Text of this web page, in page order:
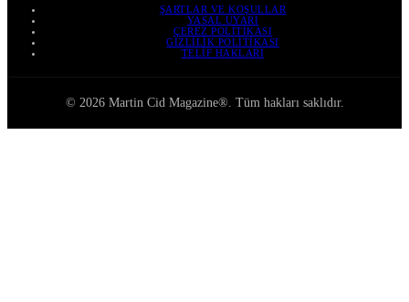
ŞARTLAR VE KOŞULLAR
YASAL UYARI
ÇEREZ POLITIKASI
GIZLILIK POLITIKASI
TELIF HAKLARI
© 2026 Martin Cid Magazine®. Tüm hakları saklıdır.